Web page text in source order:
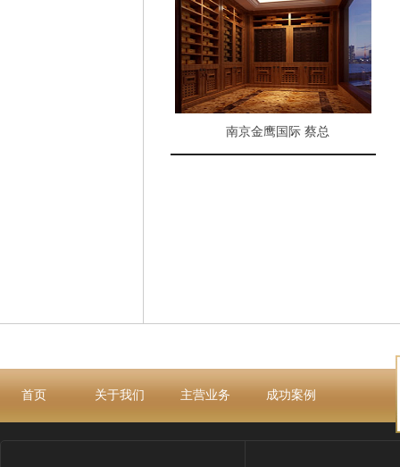
南京金鹰国际 蔡总
首页 关于我们 主营业务 成功案例